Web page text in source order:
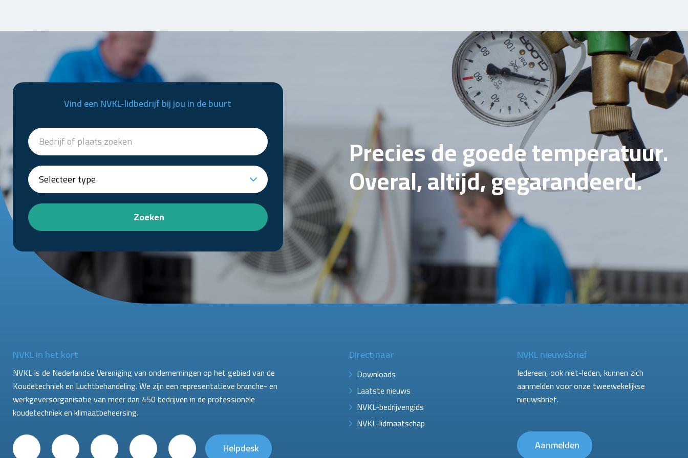
Vind een NVKL-lidbedrijf bij jou in de buurt
Zoeken
Precies de goede temperatuur.
Overal, altijd, gegarandeerd.
NVKL in het kort
NVKL is de Nederlandse Vereniging van ondernemingen op het gebied van de
Koudetechniek en Luchtbehandeling. We zijn een representatieve branche- en
werkgeversorganisatie van meer dan 450 bedrijven in de professionele
koudetechniek en klimaatbeheersing.
Helpdesk
Direct naar
Downloads
Laatste nieuws
NVKL-bedrijvengids
NVKL-lidmaatschap
NVKL nieuwsbrief
Iedereen, ook niet-leden, kunnen zich
aanmelden voor onze tweewekelijkse
nieuwsbrief.
Aanmelden